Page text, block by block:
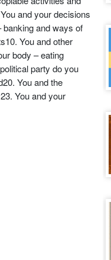
and your decisions
and ways of
You and other
body – eating
party do you
You and the
You and your